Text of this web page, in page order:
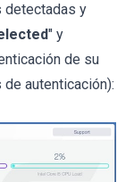
detectadas y
" y
de su
autenticación):